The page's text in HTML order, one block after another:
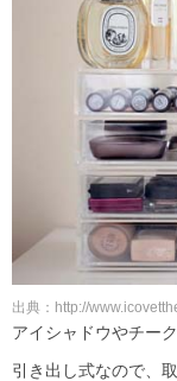
出典：http://
アイシャドウやチー
引き出し式なので、